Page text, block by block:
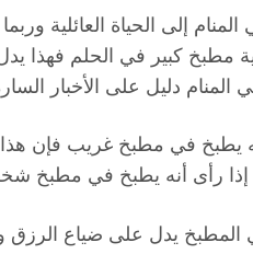
إلى الحياة
مطبخ كبير في الحلم فهذا
دليل على الأخبار
يطبخ في مطبخ غريب فإن هذا
إذا رأى أنه يطبخ في
المطبخ يدل على ضياع